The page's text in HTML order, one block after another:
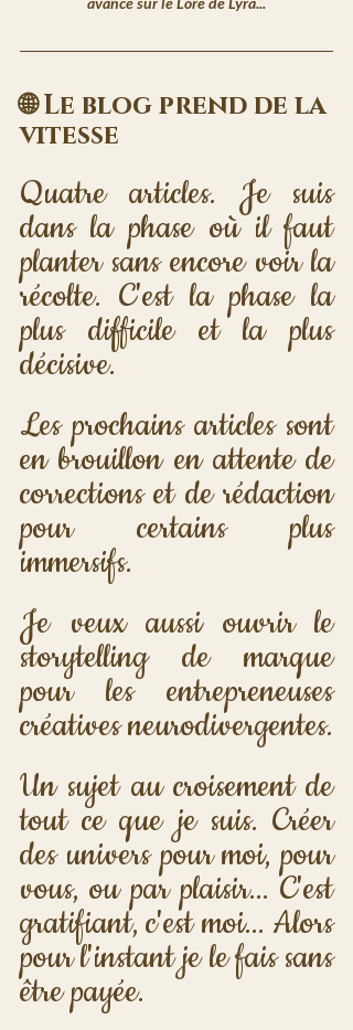
🌐 Le blog prend de la
vitesse
Quatre articles. Je suis
dans la phase où il faut
planter sans encore voir la
récolte. C'est la phase la
plus difficile et la plus
décisive.
Les prochains articles sont
en brouillon en attente de
corrections et de rédaction
pour certains plus
immersifs.
Je veux aussi ouvrir le
storytelling de marque
pour les entrepreneuses
Un sujet au croisement de
tout ce que je suis. Créer
des univers pour moi, pour
vous, ou par plaisir... C'est
gratifiant, c'est moi... Alors
pour l'instant je le fais sans
être payée.